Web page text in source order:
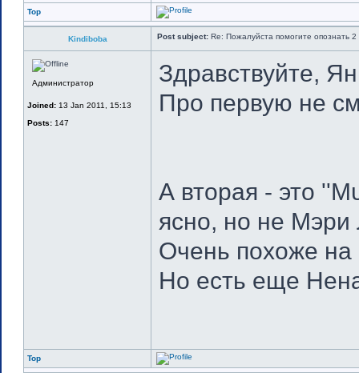
Top
Kindiboba Post subject: Re: Пожалуйста помогите опознать 2
Администратор
Joined: 13 Jan 2011, 15:13
Posts: 147
Здравствуйте,
Про первую не
А вторая - это
ясно, но не
Очень похоже
Но есть еще
Top